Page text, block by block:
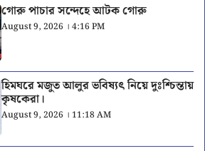
গোরু পাচার সন্দেহে আটক গোরু
August 9, 2026 । 4:16 PM
হিমঘরে মজুত আলুর ভবিষ্যৎ নিয়ে দুঃশ্চিন্তায়
কৃষকেরা।
August 9, 2026 । 11:18 AM